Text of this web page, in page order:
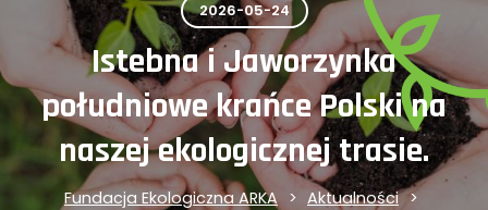
2026-05-24
Istebna i Jaworzynka
południowe krańce Polski na
naszej ekologicznej trasie.
Fundacja Ekologiczna ARKA
Aktualności